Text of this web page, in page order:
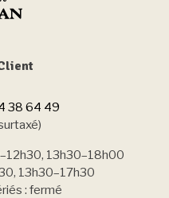
38 64 49
13h30–18h00
13h30–17h30
: fermé